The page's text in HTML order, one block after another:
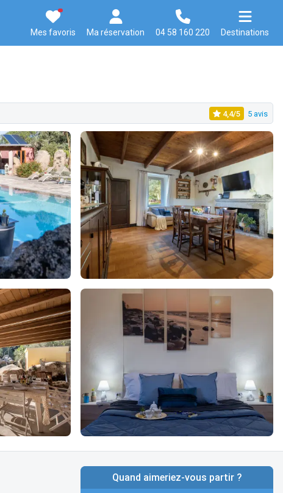
Mes favoris Ma réservation 04 58 160 220 Destinations
4,4/5 5 avis
Quand aimeriez-vous partir ?